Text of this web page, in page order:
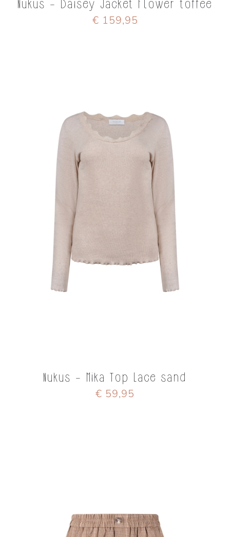
Nukus - Daisey Jacket Flower toffee
€ 159,95
Nukus - Mika Top Lace sand
€ 59,95